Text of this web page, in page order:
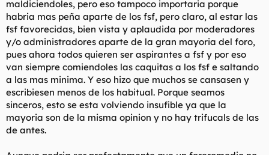
maldiciendoles, pero eso tampoco importaria porque
habria mas peña aparte de los fsf, pero claro, al estar las
fsf favorecidas, bien vista y aplaudida por moderadores
y/o administradores aparte de la gran mayoria del foro,
pues ahora todos quieren ser aspirantes a fsf y por eso
van siempre comiendoles las caquitas a los fsf e saltando
a las mas minima. Y eso hizo que muchos se cansasen y
escribiesen menos de los habitual. Porque seamos
sinceros, esto se esta volviendo insufible ya que la
mayoria son de la misma opinion y no hay trifucals de las
de antes.